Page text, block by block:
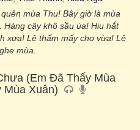
mùa Thu! Bây giờ là mùa
cây khô sầu úa! Hiu hắt
xưa! Lệ thấm mấy cho vừa! Lệ
mùa.
(Em Đã Thấy Mùa
Xuân)